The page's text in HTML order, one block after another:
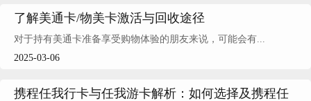
了解美通卡/物美卡激活与回收途径
对于持有美通卡准备享受购物体验的朋友来说，可能会有...
2025-03-06
携程任我行卡与任我游卡解析：如何选择及携程任